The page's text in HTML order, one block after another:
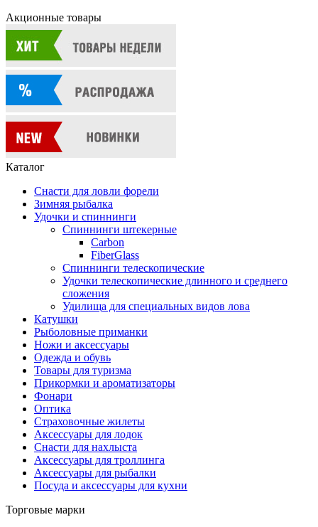
Акционные товары
Каталог
Снасти для ловли форели
Зимняя рыбалка
Удочки и спиннинги
Спиннинги штекерные
Carbon
FiberGlass
Спиннинги телескопические
Удочки телескопические длинного и среднего
сложения
Удилища для специальных видов лова
Катушки
Рыболовные приманки
Ножи и аксессуары
Одежда и обувь
Товары для туризма
Прикормки и ароматизаторы
Фонари
Оптика
Страховочные жилеты
Аксессуары для лодок
Снасти для нахлыста
Аксессуары для троллинга
Аксессуары для рыбалки
Посуда и аксессуары для кухни
Торговые марки